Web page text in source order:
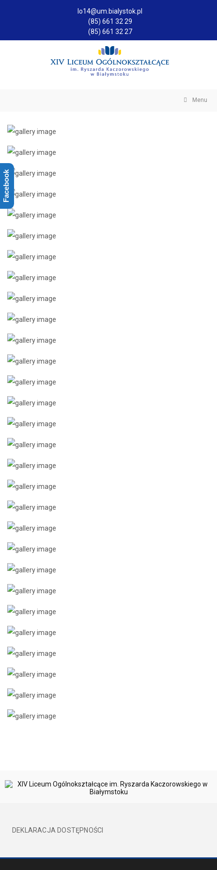
lo14@um.bialystok.pl
(85) 661 32 29
(85) 661 32 27
Menu
DEKLARACJA DOSTĘPNOŚCI
Facebook